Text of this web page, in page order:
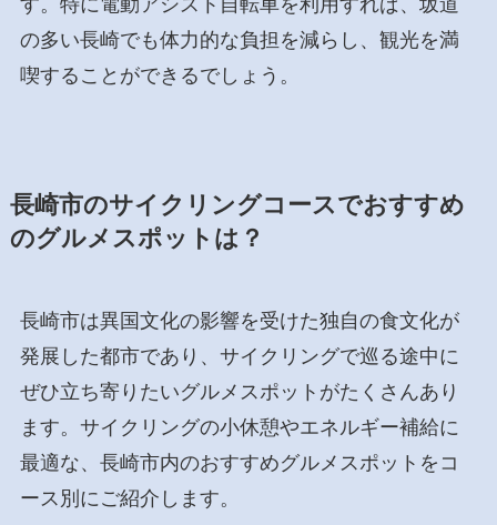
の多い長崎でも体力的な負担を減らし、観光を満
喫することができるでしょう。
長崎市のサイクリングコースでおすすめ
のグルメスポットは？
長崎市は異国文化の影響を受けた独自の食文化が
発展した都市であり、サイクリングで巡る途中に
ぜひ立ち寄りたいグルメスポットがたくさんあり
ます。サイクリングの小休憩やエネルギー補給に
最適な、長崎市内のおすすめグルメスポットをコ
ース別にご紹介します。